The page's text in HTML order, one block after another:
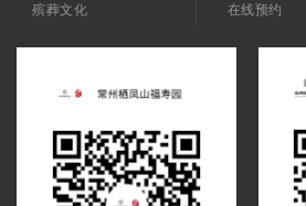
殡葬文化
在线预约